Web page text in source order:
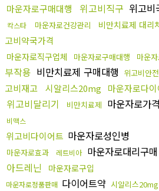
마운자로구매대행 위고비직구 위고비
칵스타 마운자로건강관리 비만치료제 대리
고비약국가격
마운자로직구업체 마운자로구매대행 마운
부작용 비만치료제 구매대행 위고비안
고비재고
시알리스20mg 마운자로다
위고비달리기
비만치료제 마운자로가격
비맥스
위고비다이어트 마운자로성인병
마운자로효과 레트비아 마운자로대리구매
아드레닌
마운자로구입
마운자로정품판매 다이어트약 시알리스20mg